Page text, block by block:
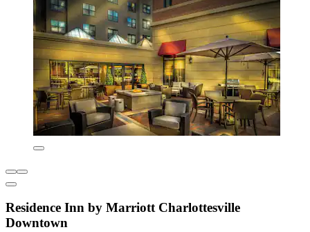
Residence Inn by Marriott Charlottesville
Downtown